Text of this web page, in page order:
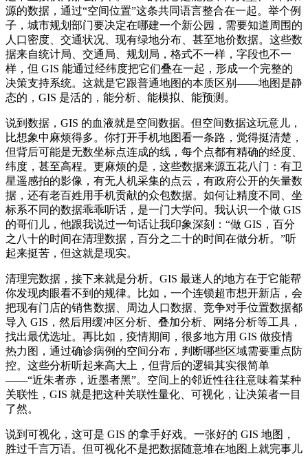
源的数据，通过“空间位置”这条共同语言整合在一起。举个例
子，城市规划部门要决定在哪建一个新公园，需要知道周围的
人口密度、交通状况、现有绿地分布、甚至地价数据。这些数
据来自统计局、交通局、规划局，格式不一样，字段也不一
样，但 GIS 能通过经纬度把它们叠在一起，形成一个完整的
决策支持系统。这就是它跟普通地图的本质区别——地图是静
态的，GIS 是活的，能分析、能模拟、能预测。
说到数据，GIS 的血液就是空间数据。但空间数据这玩意儿，
比想象中麻烦得多。你打开手机地图看一条路，觉得挺清楚，
但背后可能是无数坐标点连成的线，每个点都有精确的经度、
纬度，甚至高程。更麻烦的是，这些数据来源五花八门：有卫
星遥感拍的影像，有无人机采集的点云，有政府公开的矢量数
据，还有老百姓用手机贡献的众包数据。如何让精度不同、坐
标系不同的数据乖乖听话，是一门大学问。我认识一个做 GIS
的哥们儿，他跟我说过一句话让我印象深刻：“做 GIS，百分
之八十的时间在清理数据，百分之二十的时间在做分析。”听
起来挺苦，但这就是现实。
清理完数据，接下来就是分析。GIS 最迷人的地方在于它能帮
你发现肉眼看不到的规律。比如，一个连锁超市想开新店，会
把现有门店的销售数据、周边人口数据、竞争对手位置数据都
导入 GIS，然后用缓冲区分析、叠加分析、网络分析等工具，
找出最优选址。再比如，疫情期间，很多地方用 GIS 做疫情
热力图，通过确诊病例的空间分布，判断哪些区域需要重点防
控。这些分析听起来高大上，但背后的逻辑其实很简单
——“近朱者赤，近墨者黑”。空间上的邻近性往往意味着某种
关联性，GIS 就是把这种关联性量化、可视化，让决策者一目
了然。
说到可视化，这可是 GIS 的拿手好戏。一张好的 GIS 地图，
胜过千言万语。但可视化不是把数据随意堆在地图上就完事儿